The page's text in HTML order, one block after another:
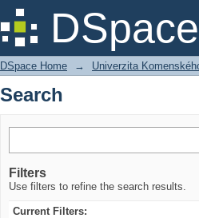
Search
DSpace Home → Univerzita
Search
Filters
Use filters to refine the search results.
Current Filters: